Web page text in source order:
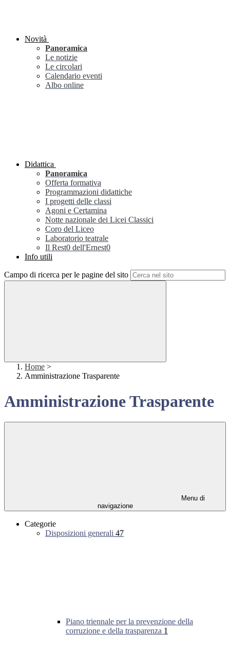
Novità
Panoramica
Le notizie
Le circolari
Calendario eventi
Albo online
Didattica
Panoramica
Offerta formativa
Programmazioni didattiche
I progetti delle classi
Agoni e Certamina
Notte nazionale dei Licei Classici
Coro del Liceo
Laboratorio teatrale
Il Rest0 dell'Ernest0
Info utili
Campo di ricerca per le pagine del sito
Home >
Amministrazione Trasparente
Amministrazione Trasparente
Menu di
navigazione
Categorie
Disposizioni generali 47
Piano triennale per la prevenzione della
corruzione e della trasparenza 1